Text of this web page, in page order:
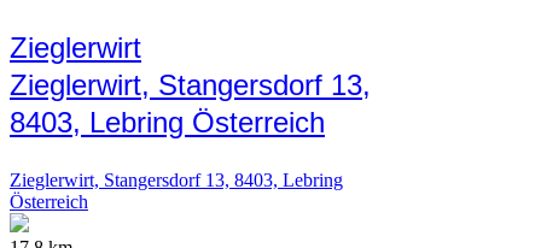
Zieglerwirt
Zieglerwirt, Stangersdorf 13,
8403, Lebring Österreich
Zieglerwirt, Stangersdorf 13, 8403, Lebring
Österreich